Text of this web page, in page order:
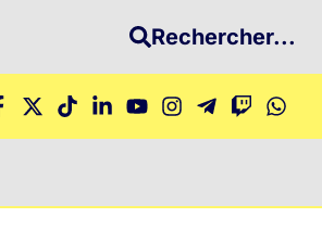
Rechercher...